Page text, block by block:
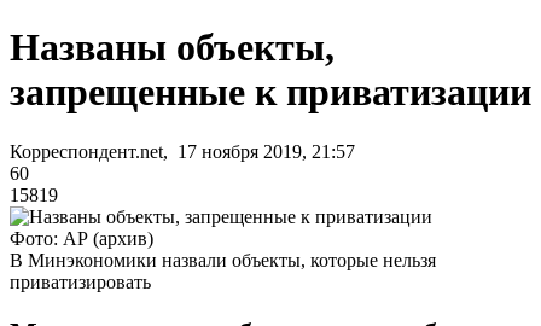
Названы объекты,
запрещенные к приватизации
Корреспондент.net, 17 ноября 2019, 21:57
60
15819
Фото: АР (архив)
В Минэкономики назвали объекты, которые нельзя
приватизировать